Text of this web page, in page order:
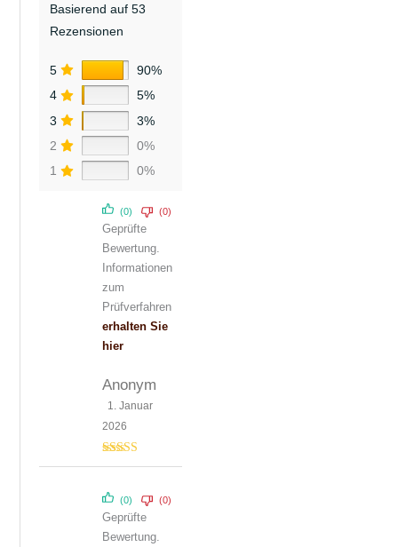
Basierend auf 53
Rezensionen
5
90%
4
5%
3
3%
2
0%
1
0%
Bewertet mit
Anonym
1. Januar
2026
(0) (0)
Geprüfte
Bewertung.
Informationen
zum
Prüfverfahren
erhalten Sie
hier
(0) (0)
Geprüfte
Bewertung.